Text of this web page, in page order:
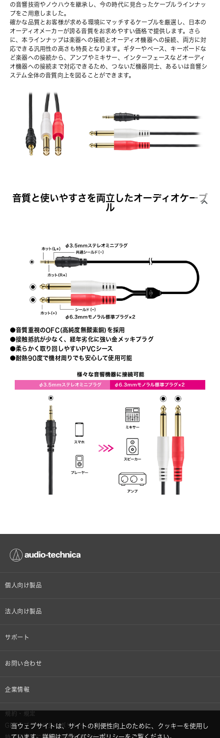
の音響技術やノウハウを継承し、今の時代に見合ったケーブルラインナッ
プをご用意しました。
確かな品質とお客様が求める環境にマッチするケーブルを厳選し、日本の
オーディオメーカーが誇る音質をお求めやすい価格で提供します。さら
に、本ラインナップは楽器への接続とオーディオ機器への接続、両方に対
応できる汎用性の高さも特長となります。ギターやベース、キーボードな
ど楽器への接続から、アンプやミキサー、インターフェースなどオーディ
オ機器への接続まで対応できるため、つないだ機器同士、あるいは音響シ
ステム全体の音質向上を図ることができます。
音質と使いやすさを両立したオーディオケーブ
ル
●音質重視のOFC(高純度無酸素銅)を採用
●接触抵抗が少なく、経年劣化に強い金メッキプラグ
●柔らかく取り回しやすいPVCシース
●耐熱90度で機材周りでも安心して使用可能
個人向け製品
オンラインストア限定
法人向け製品
設備音響機器
半導体レーザー応用製品
サポート
個人向け製品サポート
お問い合わせ
その他、メディア 取材関連等のお問い合わせ
企業情報
株式会社オーディオテクニカ
採用情報
規約・規定
GDPRプライバシーポリシー
当ウェブサイトは、サイトの利便性向上のために、クッキーを使用し